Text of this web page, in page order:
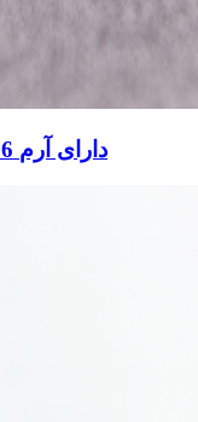
مچ بند سیلیکونی HP-0026 دارای آرم